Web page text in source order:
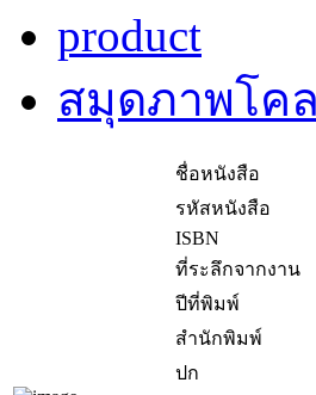
product
สมุดภาพโค
ชื่อหนังสือ
รหัสหนังสือ
ISBN
ที่ระลึกจากงาน
ปีที่พิมพ์
สำนักพิมพ์
ปก